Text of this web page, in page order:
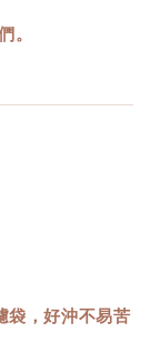
。
袋，好沖不易苦